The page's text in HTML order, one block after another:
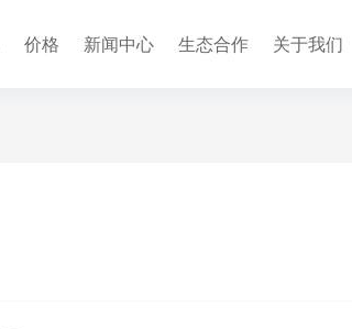
价格 新闻中心 生态合作 关于我们